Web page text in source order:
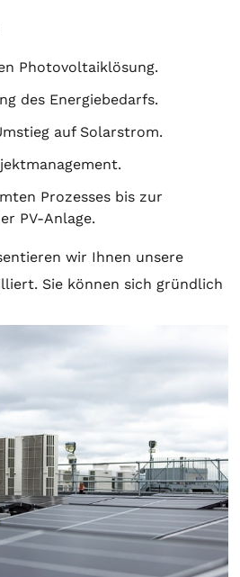
Photovoltaiklösung.
des Energiebedarfs.
auf Solarstrom.
Prozesses bis zur
PV-Anlage.
wir Ihnen unsere
Sie können sich gründlich